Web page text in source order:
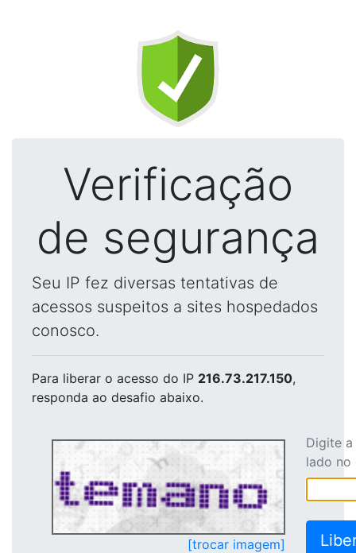
Verificação
de segurança
Seu IP fez diversas tentativas de
acessos suspeitos a sites hospedados
conosco.
Para liberar o acesso do IP 216.73.217.150,
responda ao desafio abaixo.
[trocar imagem]
Digite
lado no